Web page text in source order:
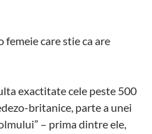
femeie care stie ca are
exactitate cele peste 500
britanice, parte a unei
– prima dintre ele,